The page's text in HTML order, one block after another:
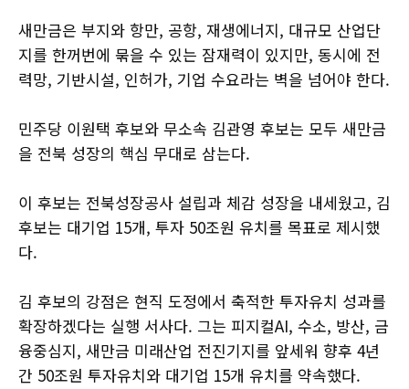
새만금은 부지와 항만, 공항, 재생에너지, 대규모 산업단
지를 한꺼번에 묶을 수 있는 잠재력이 있지만, 동시에 전
력망, 기반시설, 인허가, 기업 수요라는 벽을 넘어야 한다.
민주당 이원택 후보와 무소속 김관영 후보는 모두 새만금
을 전북 성장의 핵심 무대로 삼는다.
이 후보는 전북성장공사 설립과 체감 성장을 내세웠고, 김
후보는 대기업 15개, 투자 50조원 유치를 목표로 제시했
다.
김 후보의 강점은 현직 도정에서 축적한 투자유치 성과를
확장하겠다는 실행 서사다. 그는 피지컬AI, 수소, 방산, 금
융중심지, 새만금 미래산업 전진기지를 앞세워 향후 4년
간 50조원 투자유치와 대기업 15개 유치를 약속했다.